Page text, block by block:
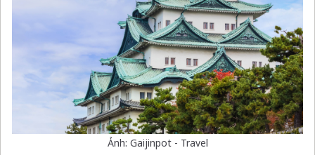
Ảnh: Gaijinpot - Travel